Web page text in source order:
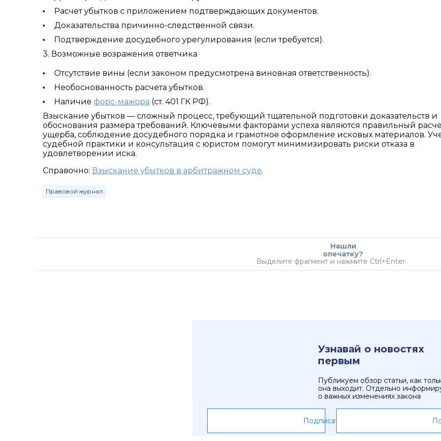
Расчет убытков с приложением подтверждающих документов.
Доказательства причинно-следственной связи.
Подтверждение досудебного урегулирования (если требуется).
3. Возможные возражения ответчика
Отсутствие вины (если законом предусмотрена виновная ответственность).
Необоснованность расчета убытков.
Наличие форс-мажора (ст. 401 ГК РФ).
Взыскание убытков — сложный процесс, требующий тщательной подготовки доказательств и
обоснования размера требований. Ключевыми факторами успеха являются правильный
ущерба, соблюдение досудебного порядка и грамотное оформление исковых материалов.
судебной практики и консультация с юристом помогут минимизировать риски отказа в
удовлетворении иска.
Справочно: Взыскание убытков в арбитражном суде.
Правовой журнал
Нашли
опечатку?
Выделите фрагмент и нажмите Ctrl+Enter
Узнавай о новостях
первым
Публикуем обзор статьи, как
она выходит. Отдельно
о важных изменениях закона
Подписаться